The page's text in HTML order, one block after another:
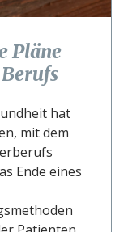
Pläne
hat
mit dem
Ende eines